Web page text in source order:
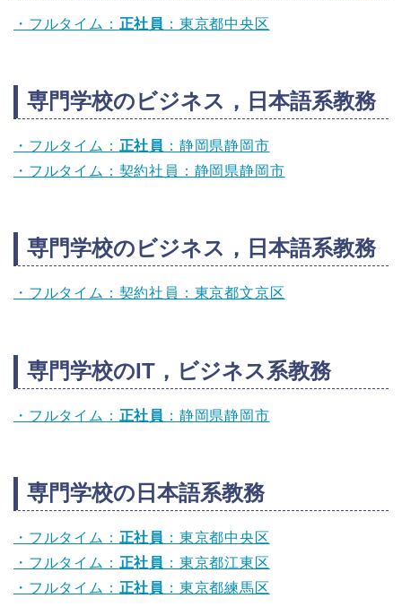
・フルタイム： 正社員 ：東京都中央区
専門学校のビジネス，日本語系教務
・フルタイム： 正社員 ：静岡県静岡市
・フルタイム：契約社員：静岡県静岡市
専門学校のビジネス，日本語系教務
・フルタイム：契約社員：東京都文京区
専門学校のIT，ビジネス系教務
・フルタイム： 正社員 ：静岡県静岡市
専門学校の日本語系教務
・フルタイム： 正社員 ：東京都中央区
・フルタイム： 正社員 ：東京都江東区
・フルタイム： 正社員 ：東京都練馬区